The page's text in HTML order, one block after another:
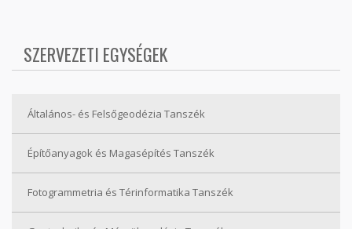
SZERVEZETI EGYSÉGEK
Általános- és Felsőgeodézia Tanszék
Építőanyagok és Magasépítés Tanszék
Fotogrammetria és Térinformatika Tanszék